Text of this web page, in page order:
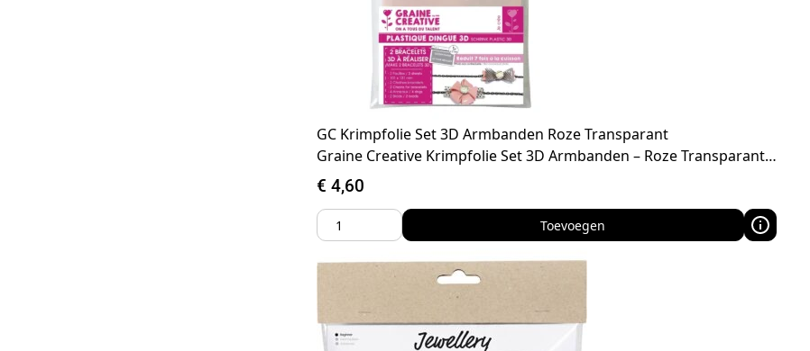
GC Krimpfolie Set 3D Armbanden Roze Transparant
Graine Creative Krimpfolie Set 3D Armbanden – Roze Transparant…
€ 4,60
Toevoegen